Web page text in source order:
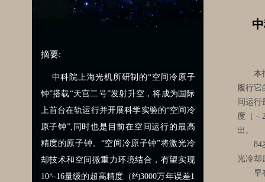
摘要:
中科院上海光机所研制的“空间冷原子
钟”搭载“天宫二号”发射升空，将成为国际
上首台在轨运行并开展科学实验的“空间冷
原子钟”,同时也是目前在空间运行的最高
精度的原子钟。“空间冷原子钟”将激光冷
却技术和空间微重力环境结合，有望实现
10^-16量级的超高精度（约3000万年误差1
本报
履行它
间运行
度（
出。
84岁
光冷却
早在